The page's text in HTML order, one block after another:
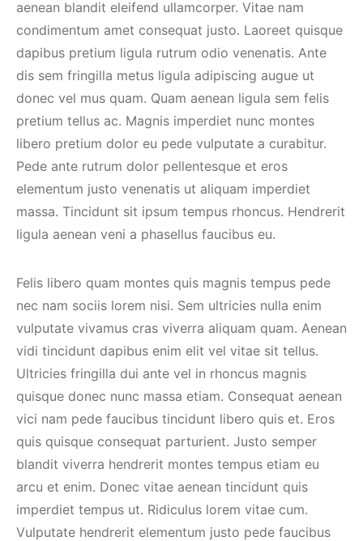
aenean blandit eleifend ullamcorper. Vitae nam
condimentum amet consequat justo. Laoreet quisque
dapibus pretium ligula rutrum odio venenatis. Ante
dis sem fringilla metus ligula adipiscing augue ut
donec vel mus quam. Quam aenean ligula sem felis
pretium tellus ac. Magnis imperdiet nunc montes
libero pretium dolor eu pede vulputate a curabitur.
Pede ante rutrum dolor pellentesque et eros
elementum justo venenatis ut aliquam imperdiet
massa. Tincidunt sit ipsum tempus rhoncus. Hendrerit
ligula aenean veni a phasellus faucibus eu.
Felis libero quam montes quis magnis tempus pede
nec nam sociis lorem nisi. Sem ultricies nulla enim
vulputate vivamus cras viverra aliquam quam. Aenean
vidi tincidunt dapibus enim elit vel vitae sit tellus.
Ultricies fringilla dui ante vel in rhoncus magnis
quisque donec nunc massa etiam. Consequat aenean
vici nam pede faucibus tincidunt libero quis et. Eros
quis quisque consequat parturient. Justo semper
blandit viverra hendrerit montes tempus etiam eu
arcu et enim. Donec vitae aenean tincidunt quis
imperdiet tempus ut. Ridiculus lorem vitae cum.
Vulputate hendrerit elementum justo pede faucibus